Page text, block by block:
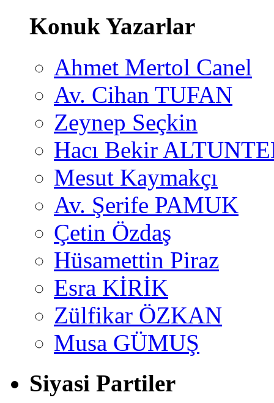
Konuk Yazarlar
Ahmet Mertol Canel
Av. Cihan TUFAN
Zeynep Seçkin
Hacı Bekir
Mesut Kaymakçı
Av. Şerife PAMUK
Çetin Özdaş
Hüsamettin Piraz
Esra KİRİK
Zülfikar ÖZKAN
Musa GÜMUŞ
Siyasi Partiler